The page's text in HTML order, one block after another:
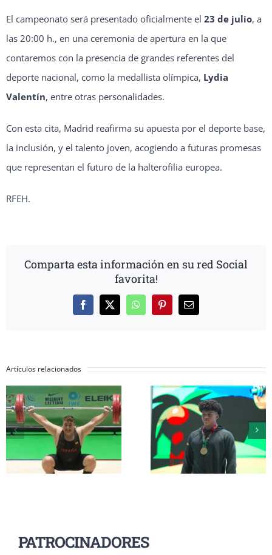
El campeonato será presentado oficialmente el 23 de julio, a
las 20:00 h., en una ceremonia de apertura en la que
contaremos con la presencia de grandes referentes del
deporte nacional, como la medallista olímpica, Lydia
Valentín, entre otras personalidades.
Con esta cita, Madrid reafirma su apuesta por el deporte base,
la inclusión, y el talento joven, acogiendo a futuras promesas
que representan el futuro de la halterofilia europea.
RFEH.
Comparta esta información en su red Social
favorita!
Facebook
X WhatsAppPinterestCorreo
electrónico
Artículos relacionados
Erik Guadamud
conquista el oro
mundial en
arrancada y dos
platas en
Colombia
Inés Conde y
Mendizábal
completan su
participación
el Mundial
17 a la espera
grupo A
PATROCINADORES